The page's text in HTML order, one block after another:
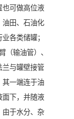
也可做高位液
油田、石油化
各类储罐；
（输油管）、
兰与罐壁接管
其一端连于油
面下，并随液
由于水分、杂